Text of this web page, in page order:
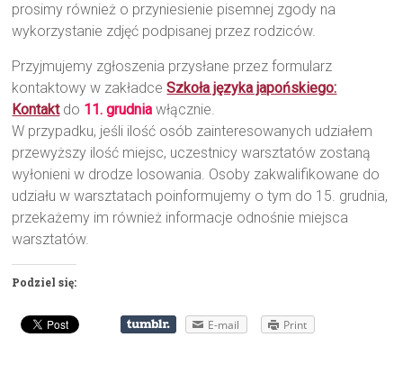
prosimy również o przyniesienie pisemnej zgody na
wykorzystanie zdjęć podpisanej przez rodziców.
Przyjmujemy zgłoszenia przysłane przez formularz
kontaktowy w zakładceSzkoła języka japońskiego:
Kontaktdo 11. grudnia włącznie.
W przypadku, jeśli ilość osób zainteresowanych udziałem
przewyższy ilość miejsc, uczestnicy warsztatów zostaną
wyłonieni w drodze losowania. Osoby zakwalifikowane do
udziału w warsztatach poinformujemy o tym do 15. grudnia,
przekażemy im również informacje odnośnie miejsca
warsztatów.
Podziel się:
E-mail Print